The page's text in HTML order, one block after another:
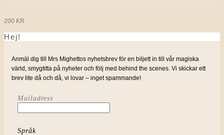
200 KR
Hej!
Anmäl dig till Mrs Mighettos nyhetsbrev för en biljett in till vår magiska
värld, smygtitta på nyheter och följ med behind the scenes. Vi skickar ett
brev lite då och då, vi lovar – inget spammande!
Mailadress
Språk